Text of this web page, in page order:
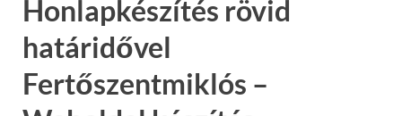
Honlapkészítés rövid
határidővel
Fertőszentmiklós –